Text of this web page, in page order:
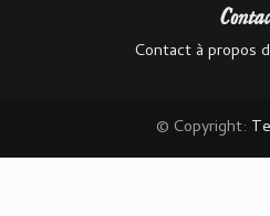
Contact à propos
© Copyright: